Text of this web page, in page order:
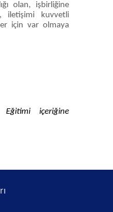
olan, işbirliğine
iletişimi kuvvetli
için var olmaya
içeriğine